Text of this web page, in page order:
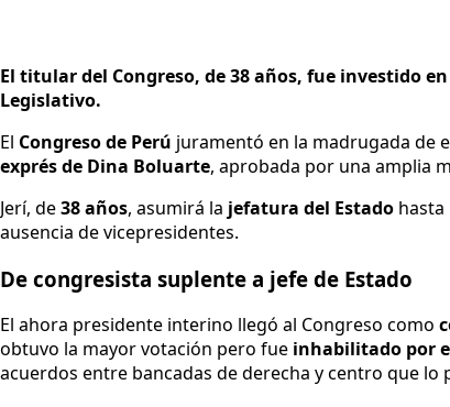
El titular del Congreso, de 38 años, fue investido
Legislativo.
El Congreso de Perú juramentó en la madrugada de
exprés de Dina Boluarte, aprobada por una amplia
Jerí, de38 años, asumirá la jefatura del Estado hasta
ausencia de vicepresidentes.
De congresista suplente a jefe de Estado
El ahora presidente interino llegó al Congreso como
obtuvo la mayor votación pero fue inhabilitado por
acuerdos entre bancadas de derecha y centro que